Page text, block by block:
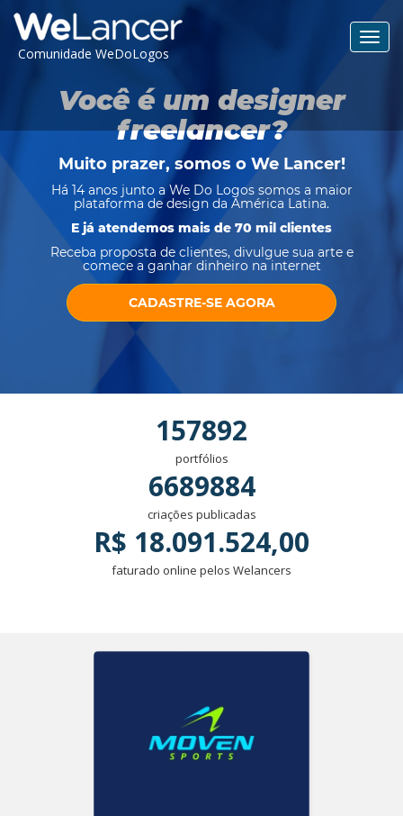
Comunidade WeDoLogos
Você é um designer
freelancer?
Muito prazer, somos o We Lancer!
Há 14 anos junto a We Do Logos somos a maior
plataforma de design da América Latina.
E já atendemos mais de 70 mil clientes
Receba proposta de clientes, divulgue sua arte e
comece a ganhar dinheiro na internet
CADASTRE-SE AGORA
157892
portfólios
6689884
criações publicadas
R$ 18.091.524,00
faturado online pelos Welancers